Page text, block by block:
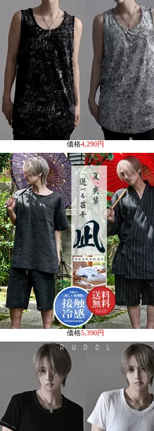
価格4,290円
価格5,390円